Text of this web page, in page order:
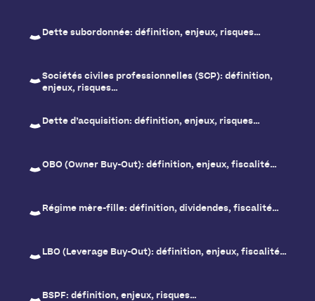
Dette subordonnée: définition, enjeux, risques…
Sociétés civiles professionnelles (SCP): définition,
enjeux, risques…
Dette d’acquisition: définition, enjeux, risques…
OBO (Owner Buy-Out): définition, enjeux, fiscalité…
Régime mère-fille: définition, dividendes, fiscalité…
LBO (Leverage Buy-Out): définition, enjeux, fiscalité…
BSPF: définition, enjeux, risques…